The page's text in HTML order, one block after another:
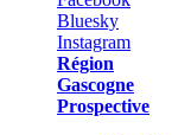
Région
Gascogne
Prospective